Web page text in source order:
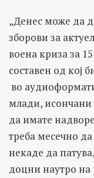
„Денес може да
зборови за
воена криза за
составен од кој
во
млади, исончани
да имате
треба месечно
некаде да
доцни наутро на